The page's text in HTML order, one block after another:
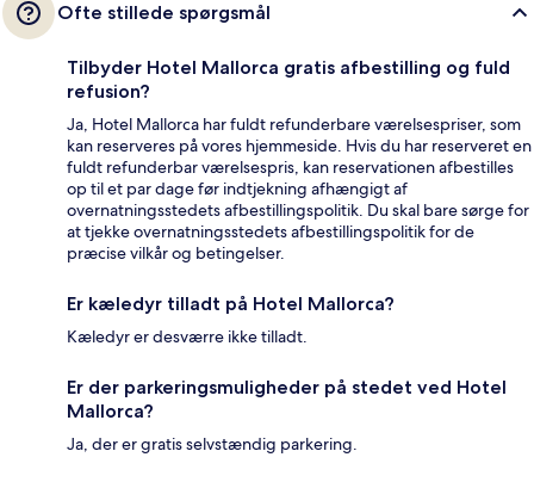
Ofte stillede spørgsmål
Tilbyder Hotel Mallorca gratis afbestilling og fuld
refusion?
Ja, Hotel Mallorca har fuldt refunderbare værelsespriser, som
kan reserveres på vores hjemmeside. Hvis du har reserveret en
fuldt refunderbar værelsespris, kan reservationen afbestilles
op til et par dage før indtjekning afhængigt af
overnatningsstedets afbestillingspolitik. Du skal bare sørge for
at tjekke overnatningsstedets afbestillingspolitik for de
præcise vilkår og betingelser.
Er kæledyr tilladt på Hotel Mallorca?
Kæledyr er desværre ikke tilladt.
Er der parkeringsmuligheder på stedet ved Hotel
Mallorca?
Ja, der er gratis selvstændig parkering.